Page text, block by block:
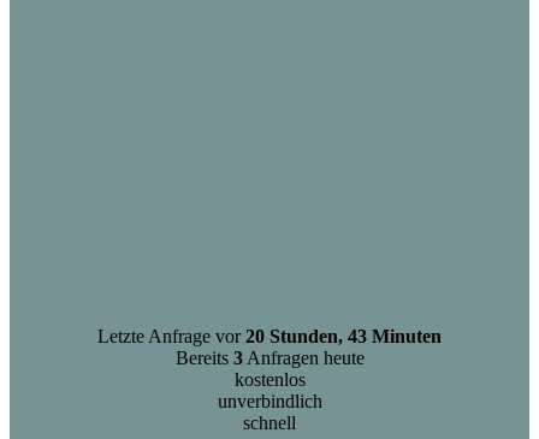
Letzte Anfrage vor20 Stunden, 43 Minuten
Bereits 3Anfragen heute
kostenlos
unverbindlich
schnell